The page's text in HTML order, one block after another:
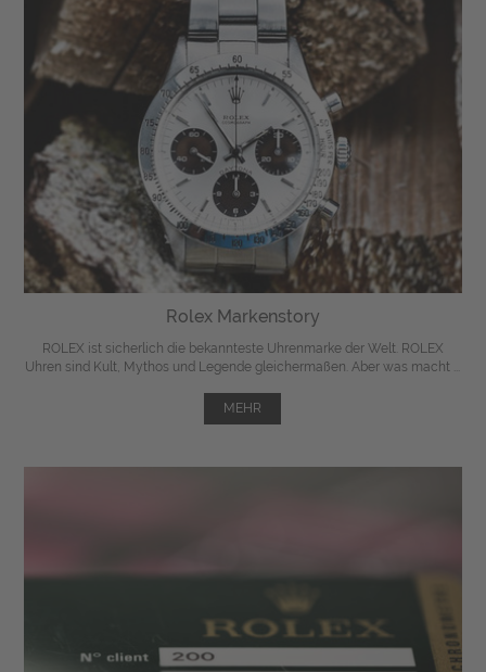
Rolex Markenstory
ROLEX ist sicherlich die bekannteste Uhrenmarke der Welt. ROLEX
Uhren sind Kult, Mythos und Legende gleichermaßen. Aber was macht ...
MEHR